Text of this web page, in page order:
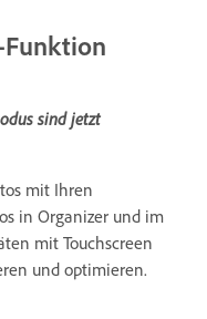
Funktion
sind jetzt
mit Ihren
in Organizer und im
mit Touchscreen
und optimieren.